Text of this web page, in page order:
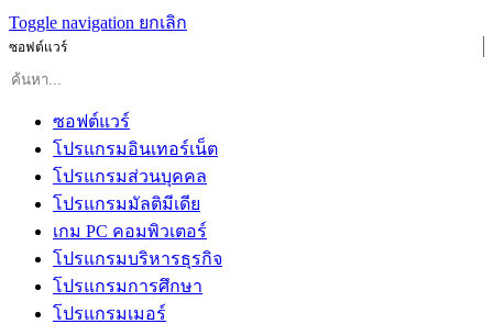
Toggle navigation ยกเลิก
ซอฟต์แวร์
ซอฟต์แวร์
โปรแกรมอินเทอร์เน็ต
โปรแกรมส่วนบุคคล
โปรแกรมมัลติมีเดีย
เกม PC คอมพิวเตอร์
โปรแกรมบริหารธุรกิจ
โปรแกรมการศึกษา
โปรแกรมเมอร์